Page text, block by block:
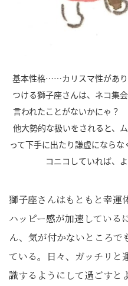
基本性格……カリスマ性があ
つける獅子座さんは、ネコ集
言われたことがないかにゃ？
他大勢的な扱いをされると、
って下手に出たり謙虚になら
コニコしていれば、
獅子座さんはもともと幸運
ハッピー感が加速している
ん、気が付かないところで
ている。日々、ガッチリと
識するようにして過ごすと